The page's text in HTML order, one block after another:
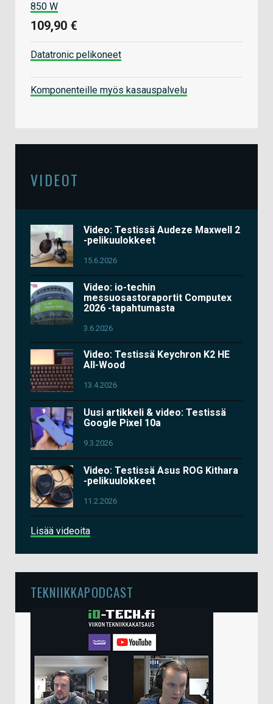
850 W
109,90 €
Datatronic pelikoneet
Komponenteille myös kasauspalvelu
VIDEOT
Video: Testissä Audeze Maxwell 2
-pelikuulokkeet
15.6.2026
Video: io-techin
messuosastoraportit Computex
2026 -tapahtumasta
3.6.2026
Video: Testissä Keychron K2 HE
All-Wood
13.4.2026
Uusi artikkeli & video: Testissä
Google Pixel 10a
9.3.2026
Video: Testissä Asus ROG Kithara
-pelikuulokkeet
11.2.2026
Lisää videoita
TEKNIIKKAPODCAST